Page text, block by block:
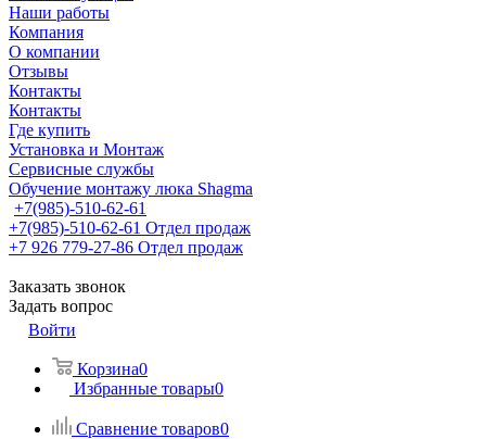
Наши работы
Компания
О компании
Отзывы
Контакты
Контакты
Где купить
Установка и Монтаж
Сервисные службы
Обучение монтажу люка Shagma
+7(985)-510-62-61
+7(985)-510-62-61 Отдел продаж
‪+7 926 779-27-86‬ Отдел продаж
Заказать звонок
Задать вопрос
Войти
Корзина0
Избранные товары0
Сравнение товаров0